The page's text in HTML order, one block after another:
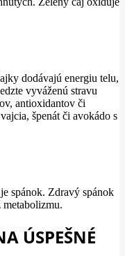
dodávajú energiu telu,
vyváženú stravu
antioxidantov či
špenát či avokádo s
spánok. Zdravý spánok
ÚSPEŠNÉ